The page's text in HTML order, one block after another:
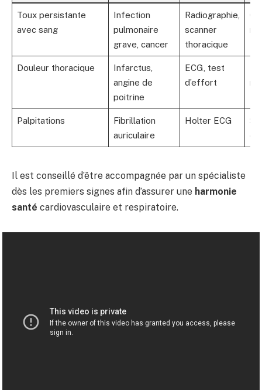
Toux persistante
avec sang
Infection
pulmonaire
grave, cancer
Radiographie,
scanner
thoracique
Douleur thoracique
Infarctus,
angine de
poitrine
ECG, test
d’effort
Palpitations
Fibrillation
auriculaire
Holter ECG
Il est conseillé d’être accompagnée par un spécialiste
dès les premiers signes afin d’assurer une harmonie
santé cardiovasculaire et respiratoire.